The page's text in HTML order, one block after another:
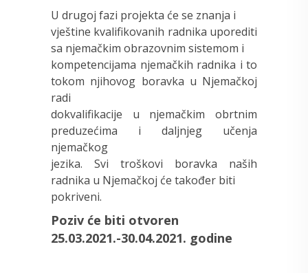
U drugoj fazi projekta će se znanja i
vještine kvalifikovanih radnika uporediti
sa njemačkim obrazovnim sistemom i
kompetencijama njemačkih radnika i to
tokom njihovog boravka u Njemačkoj
radi
dokvalifikacije u njemačkim obrtnim
preduzećima i daljnjeg učenja
njemačkog
jezika. Svi troškovi boravka naših
radnika u Njemačkoj će također biti
pokriveni.
Poziv će biti otvoren
25.03.2021.-30.04.2021. godine